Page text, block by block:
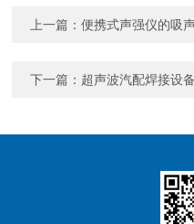
上一篇：便携式声强仪的吸
下一篇： 超声波汽配焊接设